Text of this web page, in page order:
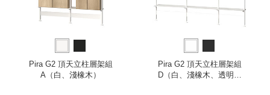
Pira G2 頂天立柱層架組
A（白、淺橡木）
Pira G2 頂天立柱層架組
D（白、淺橡木、透明玻